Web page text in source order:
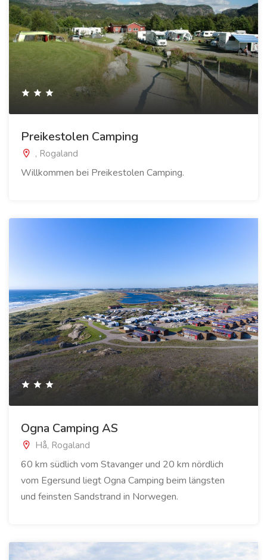
Preikestolen Camping
, Rogaland
Willkommen bei Preikestolen Camping.
Ogna Camping AS
Hå, Rogaland
60 km südlich vom Stavanger und 20 km nördlich
vom Egersund liegt Ogna Camping beim längsten
und feinsten Sandstrand in Norwegen.